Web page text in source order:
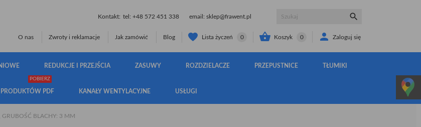
Kontakt: tel: +48 572 451 338 email: sklep@frawent.pl 
O nas Zwroty i reklamacje Jak zamówić Blog Lista życzeń 0  Koszyk 0  Zaloguj się
REDUKCJE I PRZEJŚCIA ZASUWY ROZDZIELACZE PRZEPUSTNICE TŁUMIKI
PRODUKTÓW PDF
POBIERZ
KANAŁY WENTYLACYJNE USŁUGI
BLACHY: 3 MM